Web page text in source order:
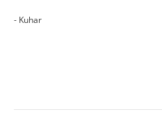
- Kuhar